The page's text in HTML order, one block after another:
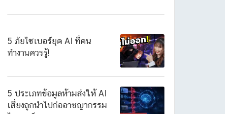
5 ภัยไซเบอร์ยุค AI ที่คน
ทำงานควรรู้!
5 ประเภทข้อมูลห้ามส่งให้ AI
เสี่ยงถูกนำไปก่ออาชญากรรม